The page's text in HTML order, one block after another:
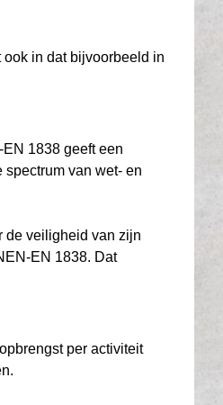
in dat bijvoorbeeld in
1838 geeft een
van wet- en
de veiligheid van zijn
EN 1838. Dat
per activiteit